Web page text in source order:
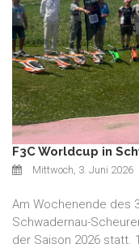
F3C Worldcup in
Mittwoch, 3. Juni 2026
Am Wochenende des
Schwadernau-
der Saison 2026 statt.